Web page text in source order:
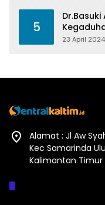
5
Dr.Basuki
Pesta
23 April 2024
Alamat : Jl Aw
Kec Samarinda
Kalimantan Timur